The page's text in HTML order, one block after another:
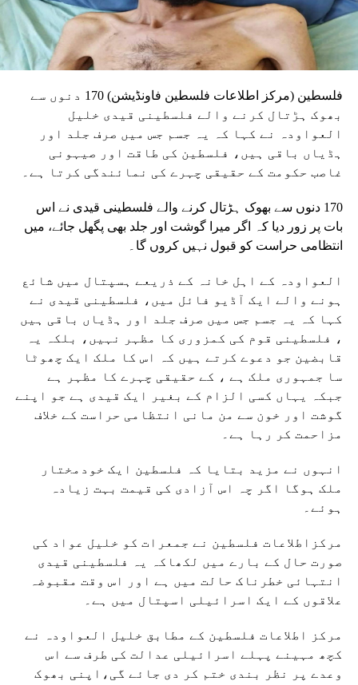
فلسطین (مرکز اطلاعات فلسطین فاونڈیشن) 170 دنوں سے
بھوک ہڑتال کرنے والے فلسطینی قیدی خلیل
العواودہ نے کہا کہ یہ جسم جس میں صرف جلد اور
ہڈیاں باقی ہیں، فلسطین کی طاقت اور صیہونی
غاصب حکومت کے حقیقی چہرے کی نمائندگی کرتا ہے۔
170 دنوں سے بھوک ہڑتال کرنے والے فلسطینی قیدی نے اس
بات پر زور دیا کہ اگر میرا گوشت اور جلد بھی پگھل جائے، میں
انتظامی حراست کو قبول نہیں کروں گا۔
العواودہ کے اہل خانہ کے ذریعے ہسپتال میں شائع
ہونے والے ایک آڈیو فائل میں، فلسطینی قیدی نے
کہا کہ یہ جسم جس میں صرف جلد اور ہڈیاں باقی ہیں
، فلسطینی قوم کی کمزوری کا مظہر نہیں، بلکہ یہ
قابضین جو دعوے کرتے ہیں کہ اس کا ملک ایک چھوٹا
سا جمہوری ملک ہے ، کے حقیقی چہرے کا مظہر ہے
جبکہ یہاں کسی الزام کے بغیر ایک قیدی ہے جو اپنے
گوشت اور خون سے من مانی انتظامی حراست کے خلاف
مزاحمت کر رہا ہے۔
انہوں نے مزید بتایا کہ فلسطین ایک خودمختار
ملک ہوگا اگر چہ اس آزادی کی قیمت بہت زیادہ
ہوئے۔
مرکزاطلاعات فلسطین نے جمعرات کو خلیل عواد کی
صورت حال کے بارے میں لکھاکہ یہ فلسطینی قیدی
انتہائی خطرناک حالت میں ہے اور اس وقت مقبوضہ
علاقوں کے ایک اسرائیلی اسپتال میں ہے۔
مرکز اطلاعات فلسطین کے مطابق خلیل العواودہ نے
کچھ مہینے پہلے اسرائیلی عدالت کی طرف سے اس
وعدے پر نظر بندی ختم کر دی جائے گی،اپنی بھوک